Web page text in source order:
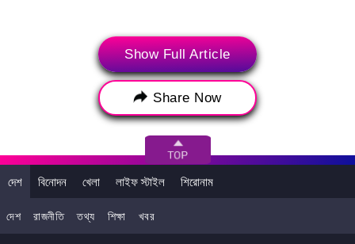
>
Show Full Article
Share Now
দেশ বিনোদন খেলা লাইফ স্টাইল শিরোনাম
দেশ রাজনীতি তথ্য শিক্ষা খবর